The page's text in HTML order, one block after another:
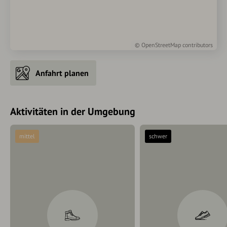
© OpenStreetMap contributors
Anfahrt planen
Aktivitäten in der Umgebung
mittel schwer